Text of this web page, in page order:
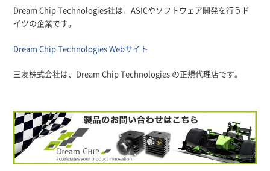
Dream Chip Technologies社は、ASICやソフトウェア開発を行うド
イツの企業です。
Dream Chip Technologies Webサイト
三友株式会社は、Dream Chip Technologies の正規代理店です。